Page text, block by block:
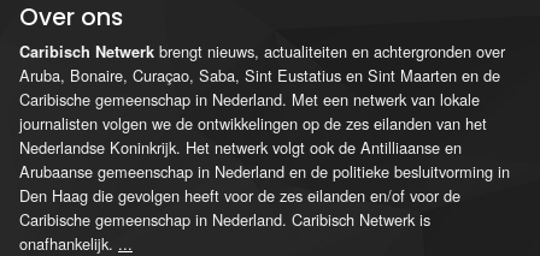
Over ons
Caribisch Netwerk brengt nieuws, actualiteiten en achtergronden over
Aruba, Bonaire, Curaçao, Saba, Sint Eustatius en Sint Maarten en de
Caribische gemeenschap in Nederland. Met een netwerk van lokale
journalisten volgen we de ontwikkelingen op de zes eilanden van het
Nederlandse Koninkrijk. Het netwerk volgt ook de Antilliaanse en
Arubaanse gemeenschap in Nederland en de politieke besluitvorming in
Den Haag die gevolgen heeft voor de zes eilanden en/of voor de
Caribische gemeenschap in Nederland. Caribisch Netwerk is
onafhankelijk. ...